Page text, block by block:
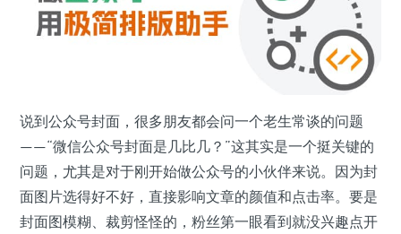
说到公众号封面，很多朋友都会问一个老生常谈的问题
——“微信公众号封面是几比几？”这其实是一个挺关键的
问题，尤其是对于刚开始做公众号的小伙伴来说。因为封
面图片选得好不好，直接影响文章的颜值和点击率。要是
封面图模糊、裁剪怪怪的，粉丝第一眼看到就没兴趣点开